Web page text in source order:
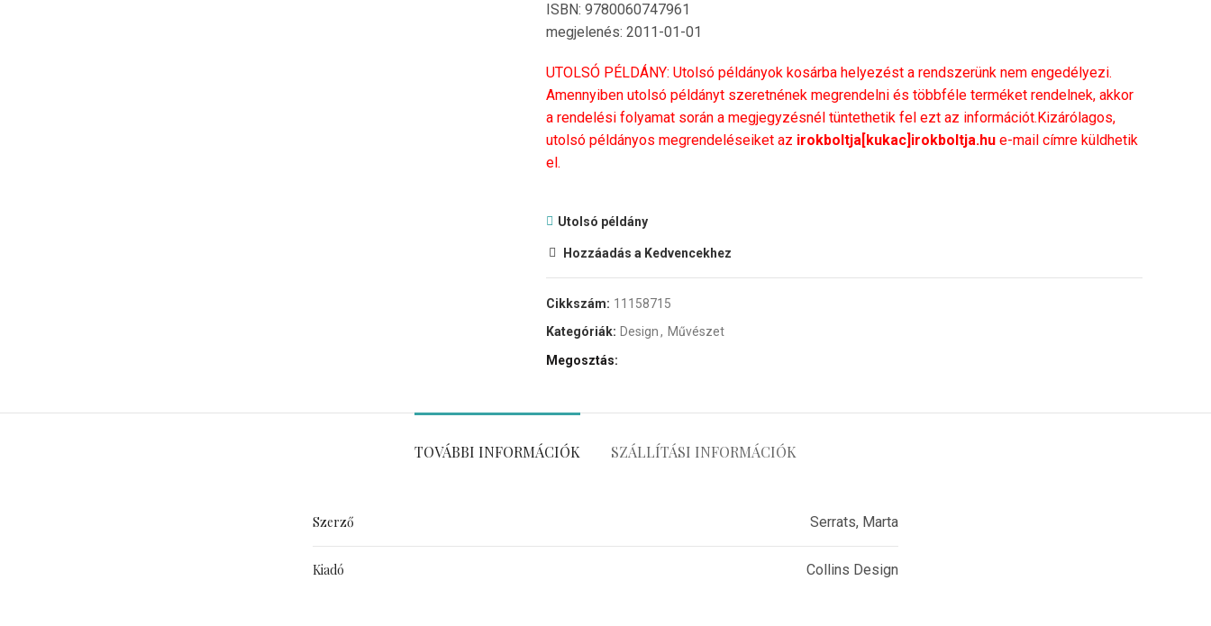
ISBN: 9780060747961
megjelenés: 2011-01-01
UTOLSÓ PÉLDÁNY: Utolsó példányok kosárba helyezést a rendszerünk nem engedélyezi.
Amennyiben utolsó példányt szeretnének megrendelni és többféle terméket rendelnek, akkor
a rendelési folyamat során a megjegyzésnél tüntethetik fel ezt az információt.Kizárólagos,
utolsó példányos megrendeléseiket az irokboltja[kukac]irokboltja.hue-mail címre küldhetik
el.
Utolsó példány
Hozzáadás a Kedvencekhez
Cikkszám: 11158715
Kategóriák: Design, Művészet
Megosztás
TOVÁBBI INFORMÁCIÓK SZÁLLÍTÁSI INFORMÁCIÓK
Szerző Serrats, Marta
Kiadó Collins Design